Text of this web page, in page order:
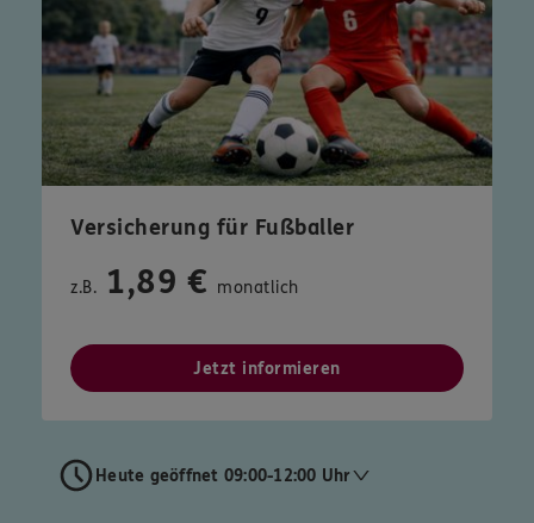
Versicherung für Fußballer
z.B. 1,89 € monatlich
Jetzt informieren
Heute geöffnet 09:00-12:00 Uhr